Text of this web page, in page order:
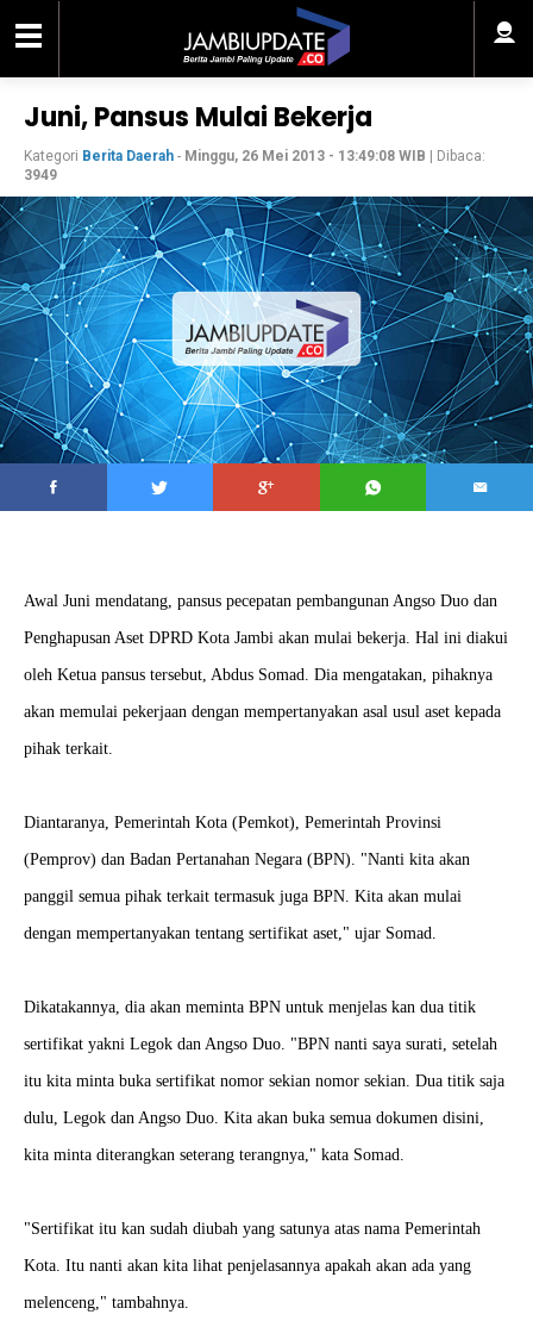
Juni, Pansus Mulai Bekerja
Kategori Berita Daerah - Minggu, 26 Mei 2013 - 13:49:08 WIB | Dibaca:
3949
Awal Juni mendatang, pansus pecepatan pembangunan Angso Duo dan
Penghapusan Aset DPRD Kota Jambi akan mulai bekerja. Hal ini diakui
oleh Ketua pansus tersebut, Abdus Somad. Dia mengatakan, pihaknya
akan memulai pekerjaan dengan mempertanyakan asal usul aset kepada
pihak terkait.
Diantaranya, Pemerintah Kota (Pemkot), Pemerintah Provinsi
(Pemprov) dan Badan Pertanahan Negara (BPN). "Nanti kita akan
panggil semua pihak terkait termasuk juga BPN. Kita akan mulai
dengan mempertanyakan tentang sertifikat aset," ujar Somad.
Dikatakannya, dia akan meminta BPN untuk menjelas kan dua titik
sertifikat yakni Legok dan Angso Duo. "BPN nanti saya surati, setelah
itu kita minta buka sertifikat nomor sekian nomor sekian. Dua titik saja
dulu, Legok dan Angso Duo. Kita akan buka semua dokumen disini,
kita minta diterangkan seterang terangnya," kata Somad.
"Sertifikat itu kan sudah diubah yang satunya atas nama Pemerintah
Kota. Itu nanti akan kita lihat penjelasannya apakah akan ada yang
melenceng," tambahnya.